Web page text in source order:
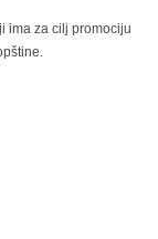
ima za cilj promociju